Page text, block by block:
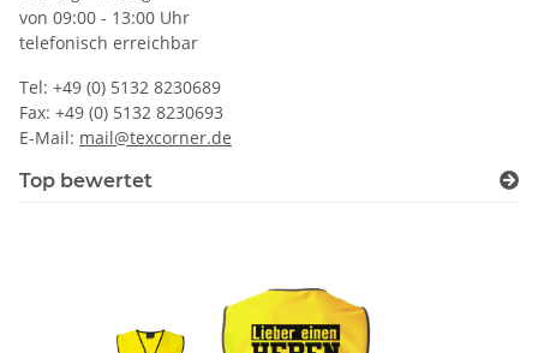
von 09:00 - 13:00 Uhr
telefonisch erreichbar
Tel: +49 (0) 5132 8230689
Fax: +49 (0) 5132 8230693
E-Mail: mail@texcorner.de
Top bewertet